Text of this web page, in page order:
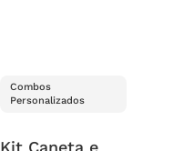
Combos
Personalizados
Kit Caneta e